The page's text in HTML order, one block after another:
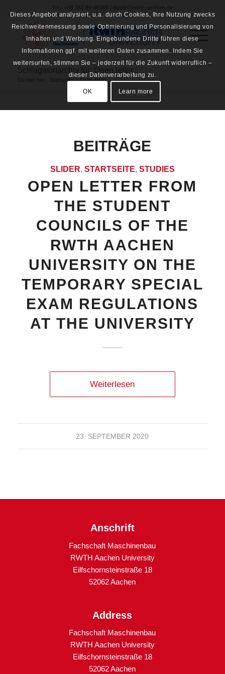
Startseite / Open letter
BEITRÄGE
SLIDER, STARTSEITE, STUDIES
OPEN LETTER FROM
THE STUDENT
COUNCILS OF THE
RWTH AACHEN
UNIVERSITY ON THE
TEMPORARY SPECIAL
EXAM REGULATIONS
AT THE UNIVERSITY
Weiterlesen
23. SEPTEMBER 2020
Anschrift
Fachschaft Maschinenbau
RWTH Aachen University
Eilfschornsteinstraße 18
52062 Aachen
Address
Fachschaft Maschinenbau
RWTH Aachen University
Eilfschornsteinstraße 18
52062 Aachen
Dieses Angebot analysiert, u.a. durch Cookies, Ihre Nutzung zwecks
Reichweitenmessung sowie Optimierung und Personalisierung von
Inhalten und Werbung. Eingebundene Dritte führen diese
Informationen ggf. mit weiteren Daten zusammen. Indem Sie
weitersurfen, stimmen Sie – jederzeit für die Zukunft widerruflich –
dieser Datenverarbeitung zu.
OK Learn more